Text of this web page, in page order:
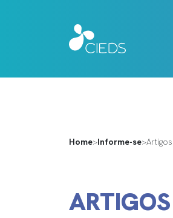
Home>Informe-se>Artigos